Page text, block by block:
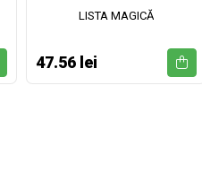
LISTA MAGICĂ
47.56 lei